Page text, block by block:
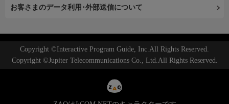
お客さまのデータ利用･外部送信について
Copyright ©Interactive Program Guide, Inc.All Rights Reserved.
Copyright ©Jupiter Telecommunications Co., Ltd.All Rights Reserved.